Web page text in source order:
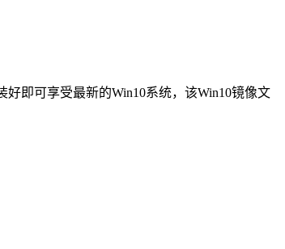
即可享受最新的Win10系统，该Win10镜像文